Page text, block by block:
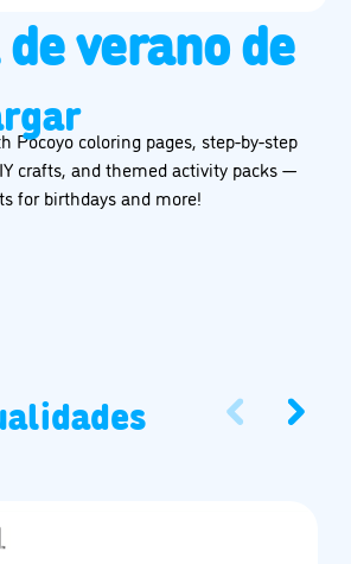
verano de
Pocoyo coloring pages, step-by-step
crafts, and themed activity packs —
for birthdays and more!